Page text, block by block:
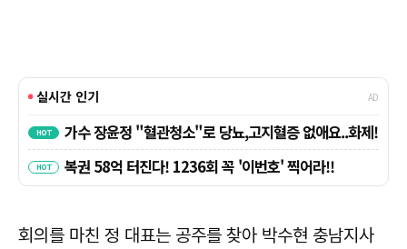
회의를 마친 정 대표는 공주를 찾아 박수현 충남지사